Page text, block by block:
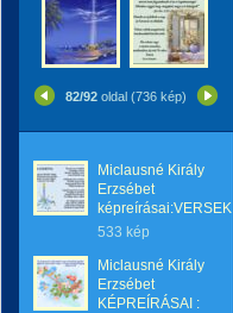
82/92 oldal (736 kép)
Miclausné Király
Erzsébet
képreírásai:VERSEK
533 kép
Miclausné Király
Erzsébet
KÉPREÍRÁSAI :